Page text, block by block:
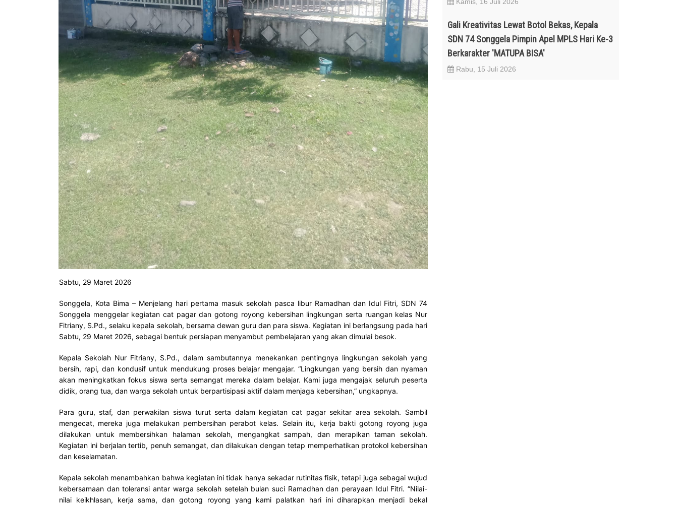
Sabtu, 29 Maret 2026
Songgela, Kota Bima – Menjelang hari pertama masuk sekolah pasca libur Ramadhan dan Idul Fitri, SDN 74
Songgela menggelar kegiatan cat pagar dan gotong royong kebersihan lingkungan serta ruangan kelas Nur
Fitriany, S.Pd., selaku kepala sekolah, bersama dewan guru dan para siswa. Kegiatan ini berlangsung pada hari
Sabtu, 29 Maret 2026, sebagai bentuk persiapan menyambut pembelajaran yang akan dimulai besok.
Kepala Sekolah Nur Fitriany, S.Pd., dalam sambutannya menekankan pentingnya lingkungan sekolah yang
bersih, rapi, dan kondusif untuk mendukung proses belajar mengajar. “Lingkungan yang bersih dan nyaman
akan meningkatkan fokus siswa serta semangat mereka dalam belajar. Kami juga mengajak seluruh peserta
didik, orang tua, dan warga sekolah untuk berpartisipasi aktif dalam menjaga kebersihan,” ungkapnya.
Para guru, staf, dan perwakilan siswa turut serta dalam kegiatan cat pagar sekitar area sekolah. Sambil
mengecat, mereka juga melakukan pembersihan perabot kelas. Selain itu, kerja bakti gotong royong juga
dilakukan untuk membersihkan halaman sekolah, mengangkat sampah, dan merapikan taman sekolah.
Kegiatan ini berjalan tertib, penuh semangat, dan dilakukan dengan tetap memperhatikan protokol kebersihan
dan keselamatan.
Kepala sekolah menambahkan bahwa kegiatan ini tidak hanya sekadar rutinitas fisik, tetapi juga sebagai wujud
kebersamaan dan toleransi antar warga sekolah setelah bulan suci Ramadhan dan perayaan Idul Fitri. “Nilai-
nilai keikhlasan, kerja sama, dan gotong royong yang kami palatkan hari ini diharapkan menjadi bekal
Gali Kreativitas Lewat Botol Bekas, Kepala
SDN 74 Songgela Pimpin Apel MPLS Hari Ke-3
Berkarakter 'MATUPA BISA'
Rabu, 15 Juli 2026